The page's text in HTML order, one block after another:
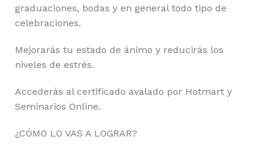
graduaciones, bodas y en general todo tipo de
celebraciones.
Mejorarás tu estado de ánimo y reducirás los
niveles de estrés.
Accederás al certificado avalado por Hotmart y
Seminarios Online.
¿CÓMO LO VAS A LOGRAR?